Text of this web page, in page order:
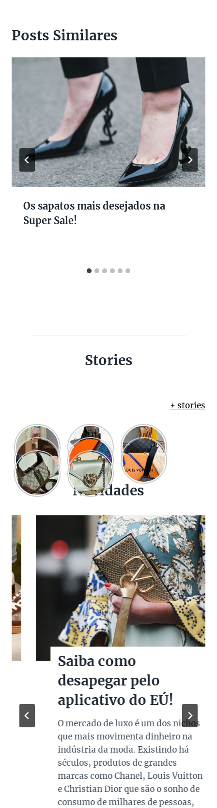
Posts Similares
Os sapatos mais desejados na
Super Sale!
Stories
+ stories
Novidades
Saiba como
desapegar pelo
aplicativo do EÚ!
O mercado de luxo é um dos nichos
que mais movimenta dinheiro na
indústria da moda. Existindo há
séculos, produtos de grandes
marcas como Chanel, Louis Vuitton
e Christian Dior que são o sonho de
consumo de milhares de pessoas,